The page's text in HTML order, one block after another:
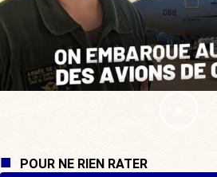
POUR NE RIEN RATER